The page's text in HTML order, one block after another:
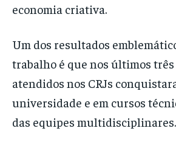
economia criativa.
Um dos resultados
trabalho é que nos últimos três
atendidos nos CRJs
universidade e em cursos
das equipes multidisciplinares.